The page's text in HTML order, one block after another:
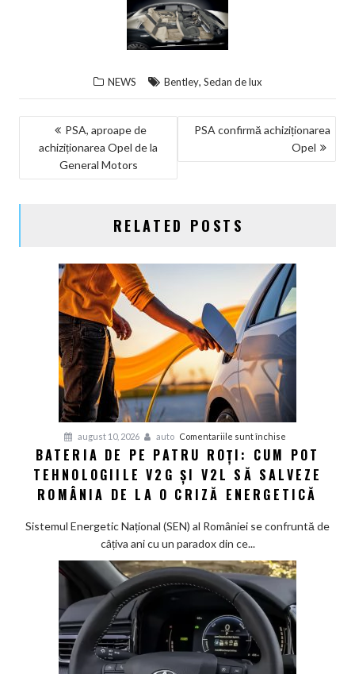
NEWS Bentley, Sedan de lux
NAVIGARE
ARTICOLE
PSA, aproape de
achiziționarea Opel de la
General Motors
PSA confirmă achiziționarea
Opel
RELATED POSTS
august 10, 2026 auto Comentariile sunt închise
Bateria
de
pe
roți:
tehnologiile
V2G
și
V2L
să
salveze
BATERIA DE PE PATRU ROȚI: CUM POT
TEHNOLOGIILE V2G ȘI V2L SĂ SALVEZE
ROMÂNIA DE LA O CRIZĂ ENERGETICĂ
Sistemul Energetic Național (SEN) al României se confruntă de
câțiva ani cu un paradox din ce...